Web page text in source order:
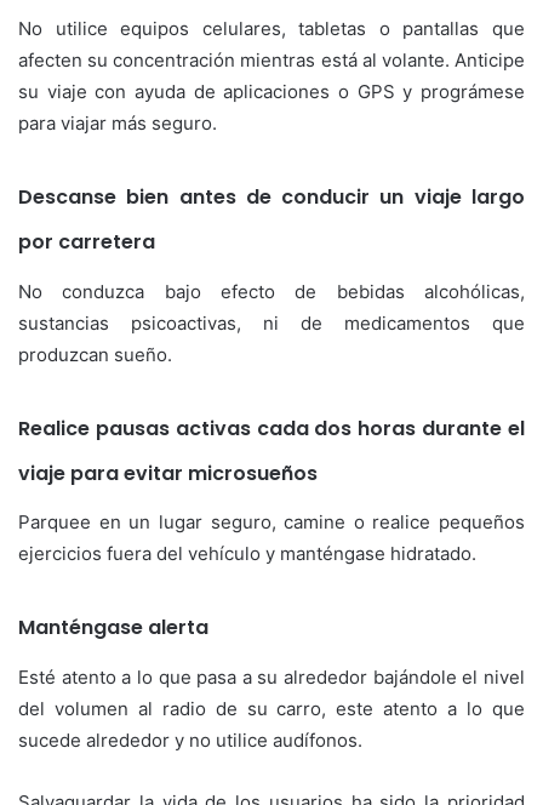
No utilice equipos celulares, tabletas o pantallas que
afecten su concentración mientras está al volante. Anticipe
su viaje con ayuda de aplicaciones o GPS y prográmese
para viajar más seguro.
Descanse bien antes de conducir un viaje largo
por carretera
No conduzca bajo efecto de bebidas alcohólicas,
sustancias psicoactivas, ni de medicamentos que
produzcan sueño.
Realice pausas activas cada dos horas durante el
viaje para evitar microsueños
Parquee en un lugar seguro, camine o realice pequeños
ejercicios fuera del vehículo y manténgase hidratado.
Manténgase alerta
Esté atento a lo que pasa a su alrededor bajándole el nivel
del volumen al radio de su carro, este atento a lo que
sucede alrededor y no utilice audífonos.